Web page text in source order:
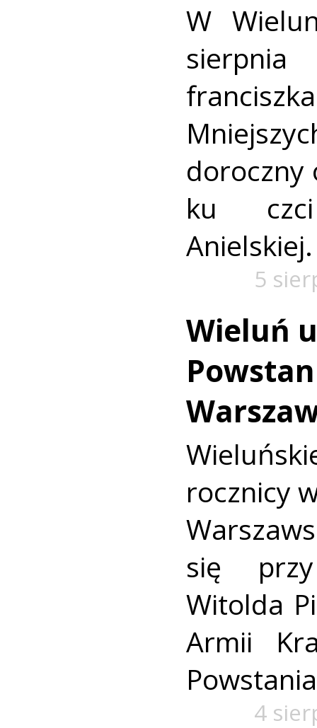
W
doroczny
ku
Anielskiej.
5
Wieluń
rocznicy
się
Witolda
Armii
4